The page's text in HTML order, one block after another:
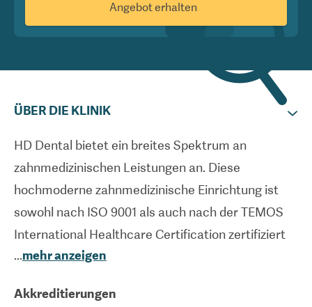
Angebot erhalten
ÜBER DIE KLINIK
HD Dental bietet ein breites Spektrum an
zahnmedizinischen Leistungen an. Diese
hochmoderne zahnmedizinische Einrichtung ist
sowohl nach ISO 9001 als auch nach der TEMOS
International Healthcare Certification zertifiziert
und verfügt über ein Team von erfahrenen
...mehr anzeigen
Akkreditierungen